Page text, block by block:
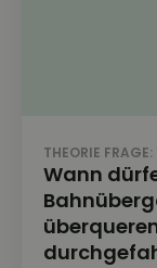
THEORIE
Wann